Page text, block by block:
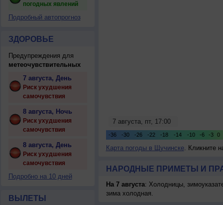
погодных явлений
Подробный автопрогноз
ЗДОРОВЬЕ
Предупреждения для
метеочувствительных
7 августа, День
Риск ухудшения
самочувствия
8 августа, Ночь
Риск ухудшения
самочувствия
8 августа, День
Риск ухудшения
самочувствия
Подробно на 10 дней
ВЫЛЕТЫ
Карта погоды в Щучинске. Кликните
НАРОДНЫЕ ПРИМЕТЫ И
На 7 августа: Холодницы,
зима холодная.